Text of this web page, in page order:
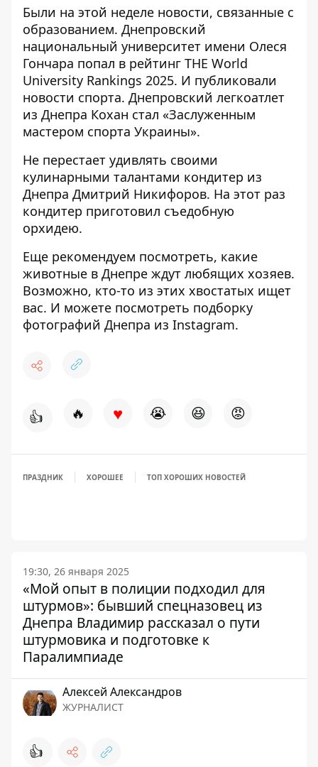
Были на этой неделе новости, связанные с
образованием. Днепровский
национальный университет имени Олеся
Гончара попал в рейтинг THE World
University Rankings 2025. И публиковали
новости спорта. Днепровский легкоатлет
из Днепра Кохан стал «Заслуженным
мастером спорта Украины».
Не перестает удивлять своими
кулинарными талантами кондитер из
Днепра Дмитрий Никифоров. На этот раз
кондитер приготовил съедобную
орхидею.
Еще рекомендуем посмотреть, какие
животные в Днепре ждут любящих хозяев.
Возможно, кто-то из этих хвостатых ищет
вас. И можете посмотреть подборку
фотографий Днепра из Instagram.
👍 🔥 ♥ 😭 😆 😡
ПРАЗДНИК ХОРОШЕЕ ТОП ХОРОШИХ НОВОСТЕЙ
19:30, 26 января 2025
«Мой опыт в полиции подходил для
штурмов»: бывший спецназовец из
Днепра Владимир рассказал о пути
штурмовика и подготовке к
Паралимпиаде
Алексей Александров
ЖУРНАЛИСТ
👍